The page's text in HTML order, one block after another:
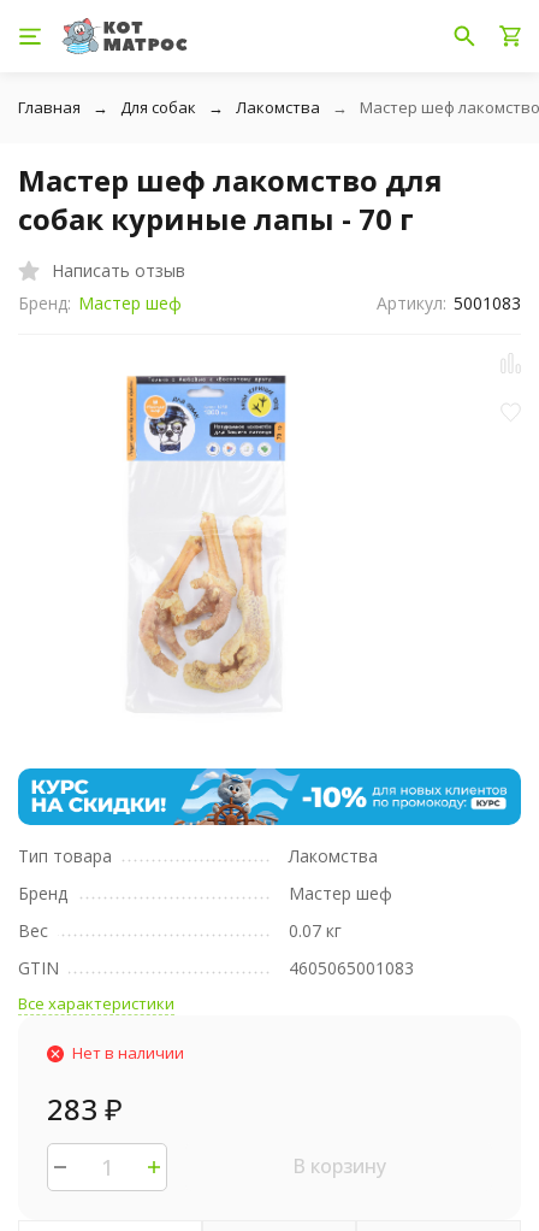
Главная Для собак Лакомства Мастер шеф
Мастер шеф лакомство для
собак куриные лапы - 70 г
Написать отзыв
Бренд: Мастер шеф Артикул: 5001083
Тип товара
Лакомства
Бренд
Мастер шеф
Вес
0.07 кг
GTIN
4605065001083
Все характеристики
Нет в наличии
283 ₽
В корзину